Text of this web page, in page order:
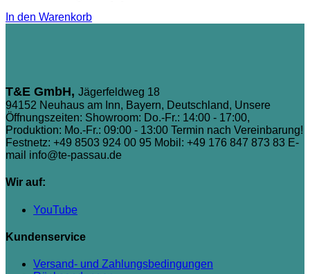
In den Warenkorb
T&E GmbH, Jägerfeldweg 18
94152 Neuhaus am Inn, Bayern, Deutschland, Unsere
Öffnungszeiten: Showroom: Do.-Fr.: 14:00 - 17:00,
Produktion: Mo.-Fr.: 09:00 - 13:00 Termin nach Vereinbarung!
Festnetz: +49 8503 924 00 95 Mobil: +49 176 847 873 83 E-
mail info@te-passau.de
Wir auf:
YouTube
Kundenservice
Versand- und Zahlungsbedingungen